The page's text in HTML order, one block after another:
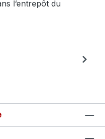
l’entrepôt du